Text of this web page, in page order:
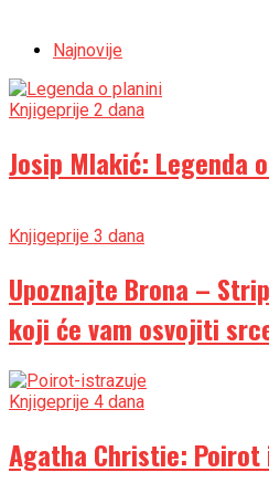
Najnovije
Knjigeprije 2 dana
Josip Mlakić: Legenda
Knjigeprije 3 dana
Upoznajte Brona –
koji će vam osvojiti
Knjigeprije 4 dana
Agatha Christie: